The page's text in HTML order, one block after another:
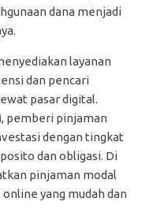
dana menjadi
layanan
dan pencari
pasar digital.
pemberi pinjaman
dengan tingkat
dan obligasi. Di
pinjaman modal
yang mudah dan